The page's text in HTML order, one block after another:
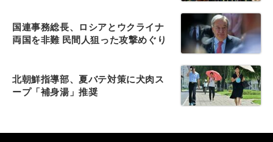
国連事務総長、ロシアとウクライナ
両国を非難 民間人狙った攻撃めぐり
北朝鮮指導部、夏バテ対策に犬肉ス
ープ「補身湯」推奨